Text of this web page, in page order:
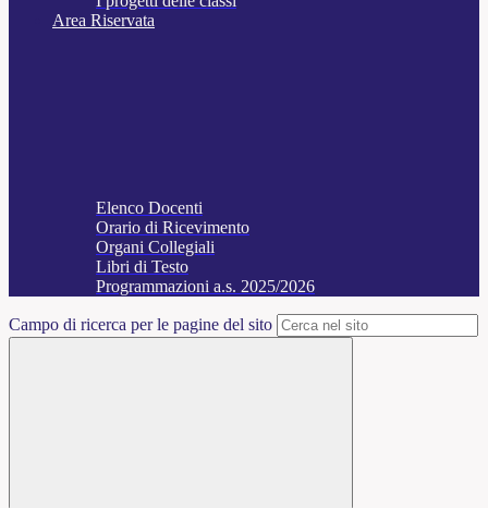
Area Riservata
Elenco Docenti
Orario di Ricevimento
Organi Collegiali
Libri di Testo
Programmazioni a.s. 2025/2026
Campo di ricerca per le pagine del sito